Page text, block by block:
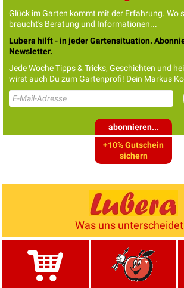
Glück im Garten kommt mit der Erfahrung. Wo
braucht's Beratung und Informationen...
Lubera hilft - in jeder Gartensituation.
Newsletter.
Jede Woche Tipps & Tricks, Geschichten und
wirst auch Du zum Gartenprofi! Dein Markus
abonnieren...
+10% Gutschein
sichern
Was uns